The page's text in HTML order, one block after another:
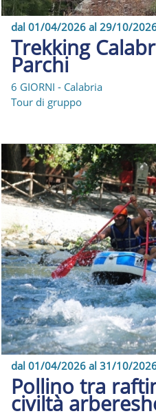
dal 01/04/2026 al 29/10/
Trekking
Parchi
6 GIORNI - Calabria
Tour di gruppo
dal 01/04/2026 al 31/10/
Pollino tra
civiltà